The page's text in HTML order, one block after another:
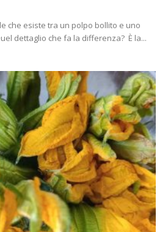
che esiste tra un polpo bollito e uno
dettaglio che fa la differenza? È la...